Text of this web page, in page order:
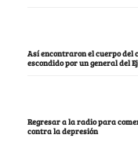
Así encontraron el cuerpo del
escondido por un general del
Regresar a la radio para
contra la depresión